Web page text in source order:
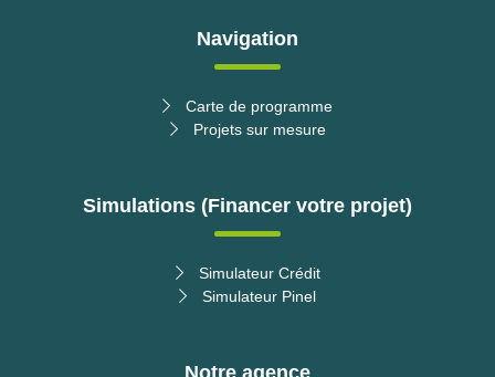
Navigation
Carte de programme
Projets sur mesure
Simulations (Financer votre projet)
Simulateur Crédit
Simulateur Pinel